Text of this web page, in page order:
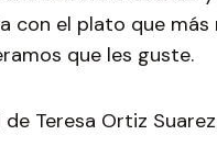
con el plato que más
que les guste.
Teresa Ortiz